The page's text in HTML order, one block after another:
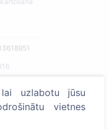
uzlabotu jūsu
vietnes